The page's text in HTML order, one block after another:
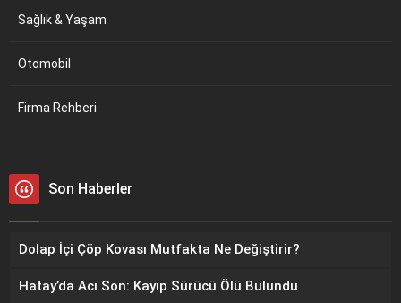
Sağlık & Yaşam
Otomobil
Firma Rehberi
Son Haberler
Dolap İçi Çöp Kovası Mutfakta Ne Değiştirir?
Hatay’da Acı Son: Kayıp Sürücü Ölü Bulundu